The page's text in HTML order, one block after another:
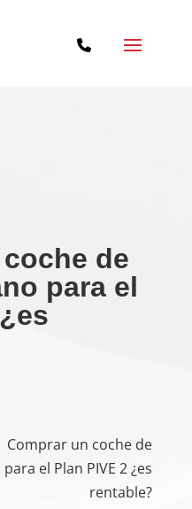
de
para el
Comprar un coche de
el Plan PIVE 2 ¿es
rentable?